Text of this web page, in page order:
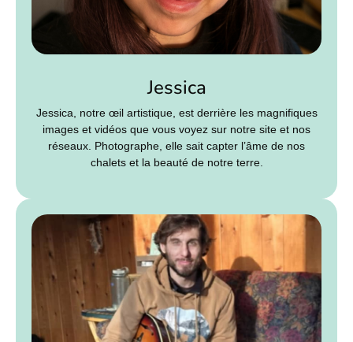
Jessica
Jessica, notre œil artistique, est derrière les magnifiques
images et vidéos que vous voyez sur notre site et nos
réseaux. Photographe, elle sait capter l’âme de nos
chalets et la beauté de notre terre.